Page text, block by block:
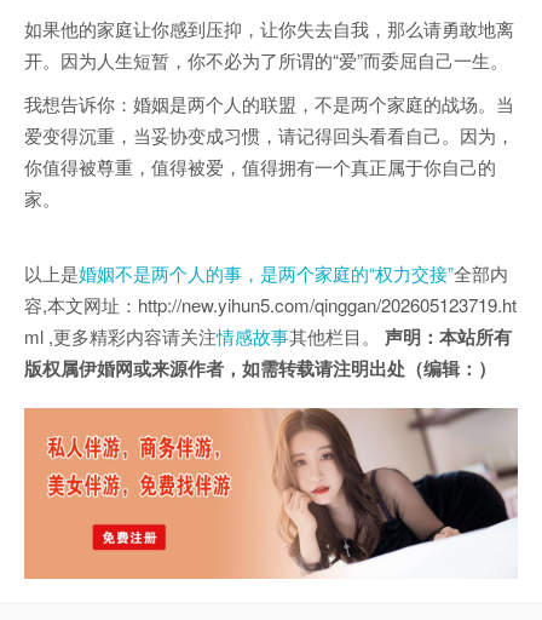
如果他的家庭让你感到压抑，让你失去自我，那么请勇敢地离
开。因为人生短暂，你不必为了所谓的“爱”而委屈自己一生。
我想告诉你：婚姻是两个人的联盟，不是两个家庭的战场。当
爱变得沉重，当妥协变成习惯，请记得回头看看自己。因为，
你值得被尊重，值得被爱，值得拥有一个真正属于你自己的
家。
以上是婚姻不是两个人的事，是两个家庭的“权力交接”全部内
容,本文网址：http://new.yihun5.com/qinggan/202605123719.ht
ml ,更多精彩内容请关注情感故事其他栏目。 声明：本站所有
版权属伊婚网或来源作者，如需转载请注明出处（编辑：）